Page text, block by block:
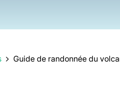
Guide de randonnée du